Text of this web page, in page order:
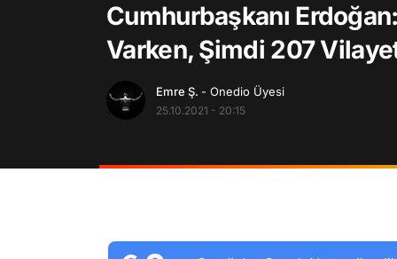
Cumhurbaşkanı
Varken, Şimdi 207
Emre Ş. - Onedio Üyesi
25.10.2021 - 20:15